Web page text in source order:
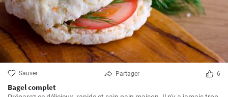
Sauver Partager 6
Bagel complet